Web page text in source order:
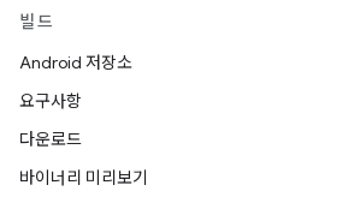
빌드
Android 저장소
요구사항
다운로드
바이너리 미리보기